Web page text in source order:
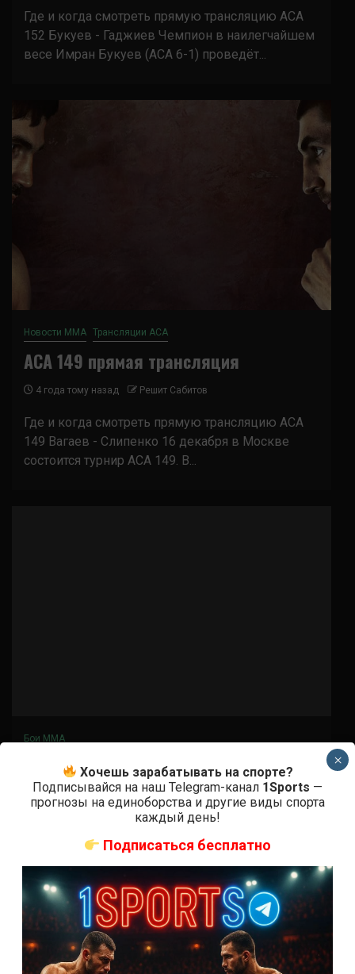
Где и когда смотреть прямую трансляцию ACA
152 Букуев - Гаджиев Чемпион в наилегчайшем
весе Имран Букуев (ACA 6-1) проведёт...
Новости ММА Трансляции ACA
ACA 149 прямая трансляция
4 года тому назад Решит Сабитов
Где и когда смотреть прямую трансляцию ACA
149 Вагаев - Слипенко 16 декабря в Москве
состоится турнир ACA 149. В...
Бои ММА
Мухамед Коков – Венер Галиев
4 года тому назад Решит Сабитов
Хочешь зарабатывать на спорте?
Подписывайся на наш Telegram-канал 1Sports —
прогнозы на единоборства и другие виды спорта
каждый день!
Подписаться бесплатно
×